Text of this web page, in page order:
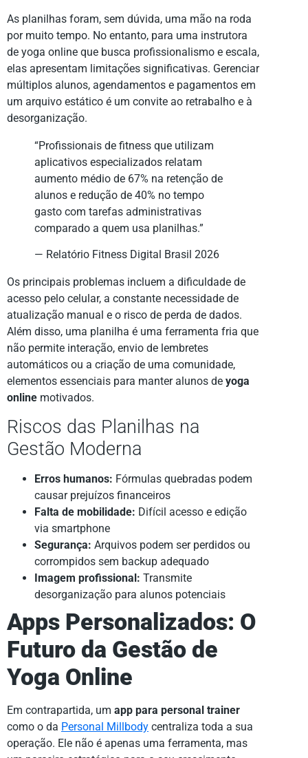
As planilhas foram, sem dúvida, uma mão na roda
por muito tempo. No entanto, para uma instrutora
de yoga online que busca profissionalismo e escala,
elas apresentam limitações significativas. Gerenciar
múltiplos alunos, agendamentos e pagamentos em
um arquivo estático é um convite ao retrabalho e à
desorganização.
“Profissionais de fitness que utilizam
aplicativos especializados relatam
aumento médio de 67% na retenção de
alunos e redução de 40% no tempo
gasto com tarefas administrativas
comparado a quem usa planilhas.”
— Relatório Fitness Digital Brasil 2026
Os principais problemas incluem a dificuldade de
acesso pelo celular, a constante necessidade de
atualização manual e o risco de perda de dados.
Além disso, uma planilha é uma ferramenta fria que
não permite interação, envio de lembretes
automáticos ou a criação de uma comunidade,
elementos essenciais para manter alunos de yoga
online motivados.
Riscos das Planilhas na
Gestão Moderna
Erros humanos: Fórmulas quebradas podem
causar prejuízos financeiros
Falta de mobilidade: Difícil acesso e edição
via smartphone
Segurança: Arquivos podem ser perdidos ou
corrompidos sem backup adequado
Imagem profissional: Transmite
desorganização para alunos potenciais
Apps Personalizados: O
Futuro da Gestão de
Yoga Online
Em contrapartida, um app para personal trainer
como o da Personal Millbody centraliza toda a sua
operação. Ele não é apenas uma ferramenta, mas